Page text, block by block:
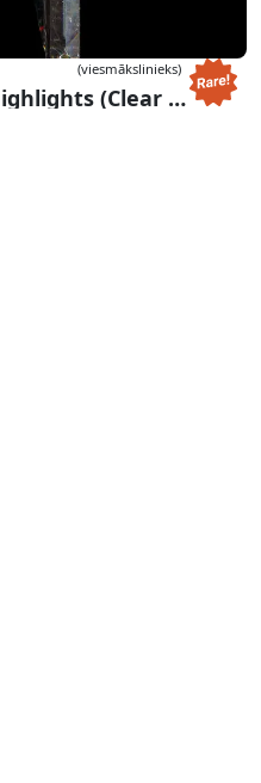
(viesmākslinieks)
Live At The O2 Arena - Highlights (Clear Vinyl) (RSD 2026)